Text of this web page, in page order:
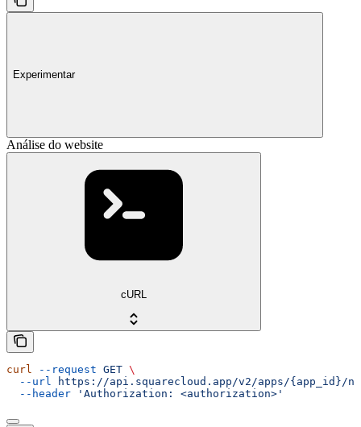
Experimentar
Análise do website
cURL
curl --request GET \
  --url
https://api.squarecloud.app/v2/apps/{app_id}/
  --header
'Authorization: <authorization>'